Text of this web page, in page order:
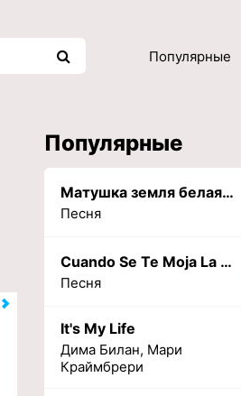
Популярные
Популярные
Матушка земля белая березонька
Песня
Cuando Se Te Moja La Tarea (PHONK) (Slowed + Reverbed)
Песня
It's My Life
Дима Билан, Мари
Краймбрери